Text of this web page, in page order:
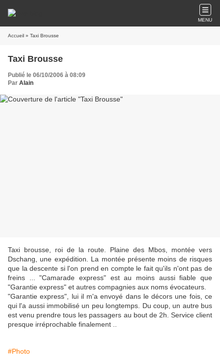
MENU
Accueil » Taxi Brousse
Taxi Brousse
Publié le 06/10/2006 à 08:09
Par Alain
Taxi brousse, roi de la route. Plaine des Mbos, montée vers
Dschang, une expédition. La montée présente moins de risques
que la descente si l'on prend en compte le fait qu'ils n'ont pas de
freins ... "Camarade express" est au moins aussi fiable que
"Garantie express" et autres compagnies aux noms évocateurs.
"Garantie express", lui il m'a envoyé dans le décors une fois, ce
qui l'a aussi immobilisé un peu longtemps. Du coup, un autre bus
est venu prendre tous les passagers au bout de 2h. Service client
presque irréprochable finalement ..
#Photo